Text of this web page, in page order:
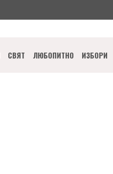
СВЯТ ЛЮБОПИТНО ИЗБОРИ